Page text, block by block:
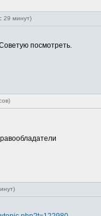
29 минут)
посмотреть.